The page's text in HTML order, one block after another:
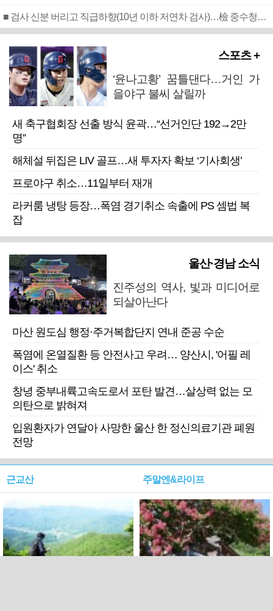
■ 검사 신분 버리고 직급하향(10년 이하 저연차 검사)…檢 중수청행 기피
스포츠 +
‘윤나고황’ 꿈틀댄다…거인 가
을야구 불씨 살릴까
새 축구협회장 선출 방식 윤곽…“선거인단 192→2만
명”
해체설 뒤집은 LIV 골프…새 투자자 확보 ‘기사회생’
프로야구 취소…11일부터 재개
라커룸 냉탕 등장…폭염 경기취소 속출에 PS 셈법 복
잡
울산·경남 소식
진주성의 역사, 빛과 미디어로
되살아난다
마산 원도심 행정·주거복합단지 연내 준공 수순
폭염에 온열질환 등 안전사고 우려… 양산시, '어필 레
이스' 취소
창녕 중부내륙고속도로서 포탄 발견…살상력 없는 모
의탄으로 밝혀져
입원환자가 연달아 사망한 울산 한 정신의료기관 폐원
전망
근교산 주말엔&라이프